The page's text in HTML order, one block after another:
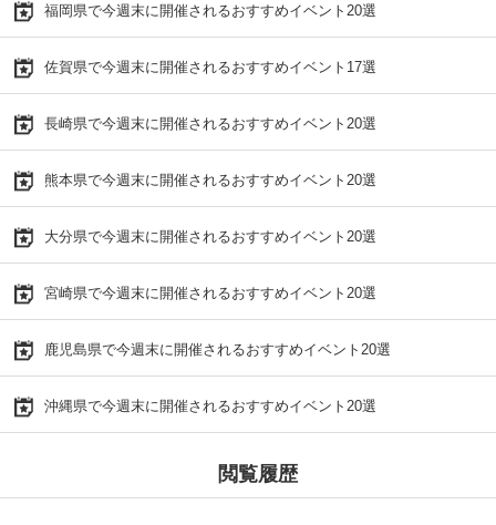
福岡県で今週末に開催されるおすすめイベント20選
佐賀県で今週末に開催されるおすすめイベント17選
長崎県で今週末に開催されるおすすめイベント20選
熊本県で今週末に開催されるおすすめイベント20選
大分県で今週末に開催されるおすすめイベント20選
宮崎県で今週末に開催されるおすすめイベント20選
鹿児島県で今週末に開催されるおすすめイベント20選
沖縄県で今週末に開催されるおすすめイベント20選
閲覧履歴